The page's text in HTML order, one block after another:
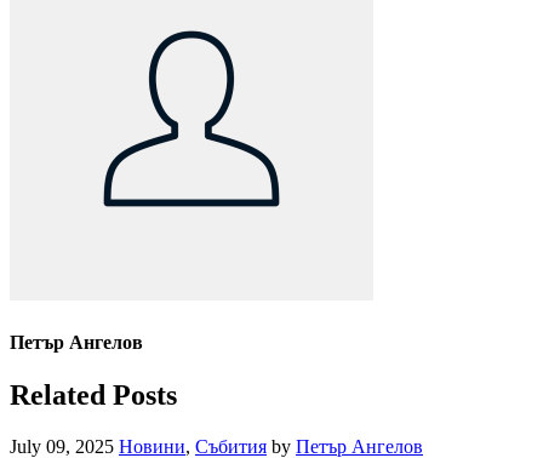
Петър Ангелов
Related Posts
July 09, 2025 Новини, Събития by Петър Ангелов